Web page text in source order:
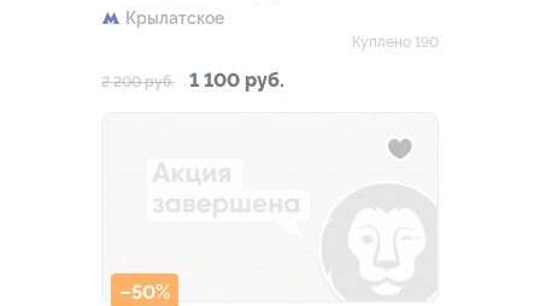
Крылатское
2 200 руб. 1 100 руб.
Куплено 190
–50%